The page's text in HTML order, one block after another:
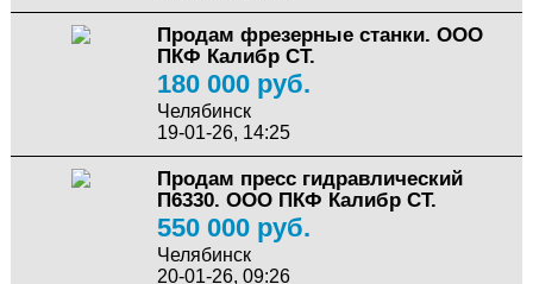
Продам фрезерные станки. ООО
ПКФ Калибр СТ.
180 000 руб.
Челябинск
19-01-26, 14:25
Продам пресс гидравлический
П6330. ООО ПКФ Калибр СТ.
550 000 руб.
Челябинск
20-01-26, 09:26